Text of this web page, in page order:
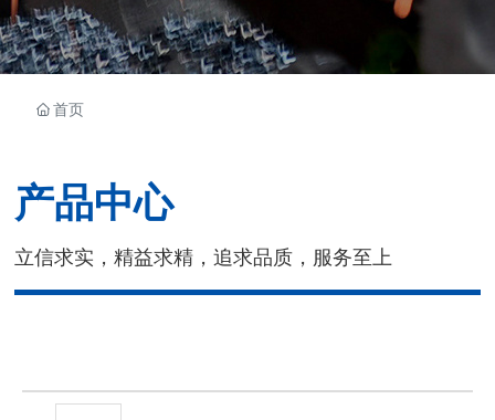
首页
产品中心
立信求实，精益求精，追求品质，服务至上